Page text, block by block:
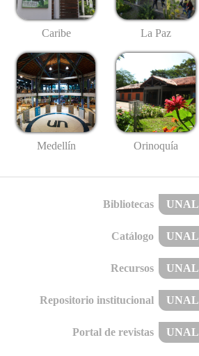
Caribe La Paz
Medellín Orinoquía
Bibliotecas UNAL
Catálogo UNAL
Recursos UNAL
Repositorio institucional UNAL
Portal de revistas UNAL